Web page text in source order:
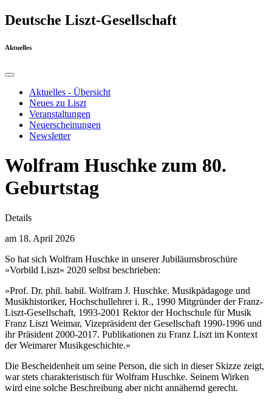
Deutsche Liszt-Gesellschaft
Aktuelles
Aktuelles - Übersicht
Neues zu Liszt
Veranstaltungen
Neuerscheinungen
Newsletter
Wolfram Huschke zum 80.
Geburtstag
Details
am 18. April 2026
So hat sich Wolfram Huschke in unserer Jubiläumsbroschüre
»Vorbild Liszt« 2020 selbst beschrieben:
»Prof. Dr. phil. habil. Wolfram J. Huschke. Musikpädagoge und
Musikhistoriker, Hochschullehrer i. R., 1990 Mitgründer der Franz-
Liszt-Gesellschaft, 1993-2001 Rektor der Hochschule für Musik
Franz Liszt Weimar, Vizepräsident der Gesellschaft 1990-1996 und
ihr Präsident 2000-2017. Publikationen zu Franz Liszt im Kontext
der Weimarer Musikgeschichte.«
Die Bescheidenheit um seine Person, die sich in dieser Skizze zeigt,
war stets charakteristisch für Wolfram Huschke. Seinem Wirken
wird eine solche Beschreibung aber nicht annähernd gerecht.